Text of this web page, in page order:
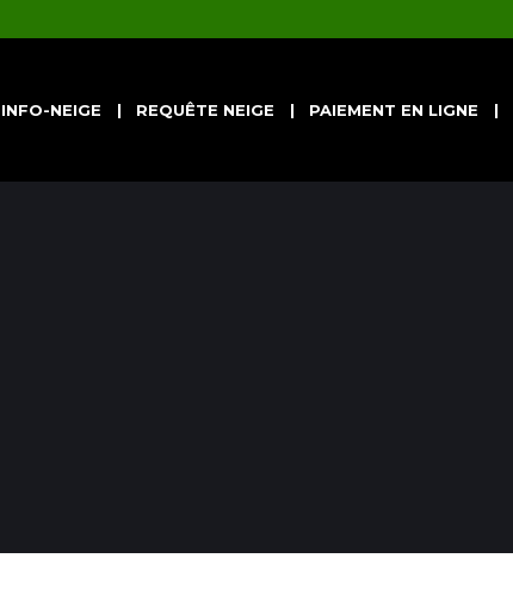
INFO-NEIGE REQUÊTE NEIGE PAIEMENT EN LIGNE